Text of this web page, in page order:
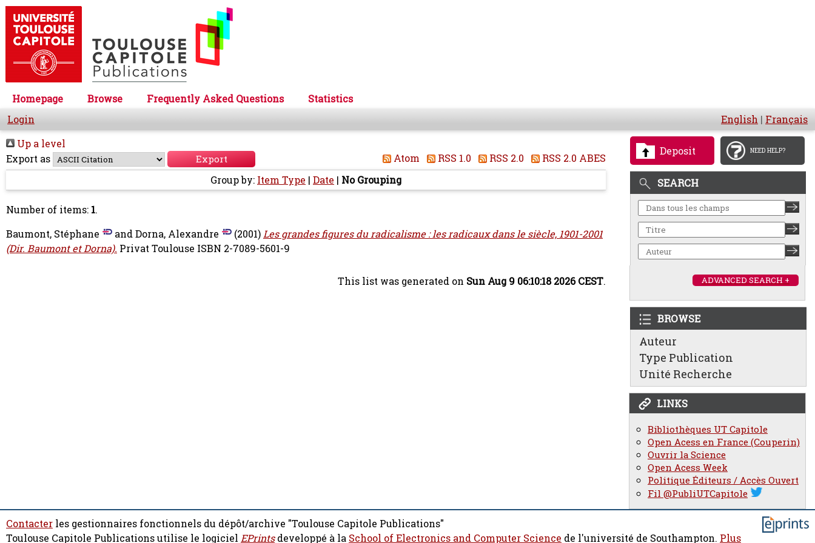
Homepage Browse Frequently Asked Questions
Statistics
Login
English | Français
Deposit NEED HELP?
SEARCH
ADVANCED SEARCH +
BROWSE
Auteur
Type Publication
Unité Recherche
LINKS
Bibliothèques UT Capitole
Open Acess en France (Couperin)
Ouvrir la Science
Open Acess Week
Politique Éditeurs / Accès Ouvert
Fil @PubliUTCapitole
Up a level
Export as
Atom RSS 1.0 RSS 2.0
RSS 2.0 ABES
Group by: Item Type | Date | No Grouping
Number of items: 1.
Baumont, Stéphane
andDorna, Alexandre (2001)Les grandes figures du radicalisme : les radicaux dans le siècle, 1901-2001
(Dir. Baumont et Dorna). Privat Toulouse ISBN 2-7089-5601-9
This list was generated on Sun Aug 9 06:10:18 2026 CEST.
Contacter les gestionnaires fonctionnels du dépôt/archive "Toulouse Capitole Publications"
Toulouse Capitole Publications utilise le logiciel EPrintsdeveloppé à la School of Electronics and Computer Science de l'université de Southampton. Plus